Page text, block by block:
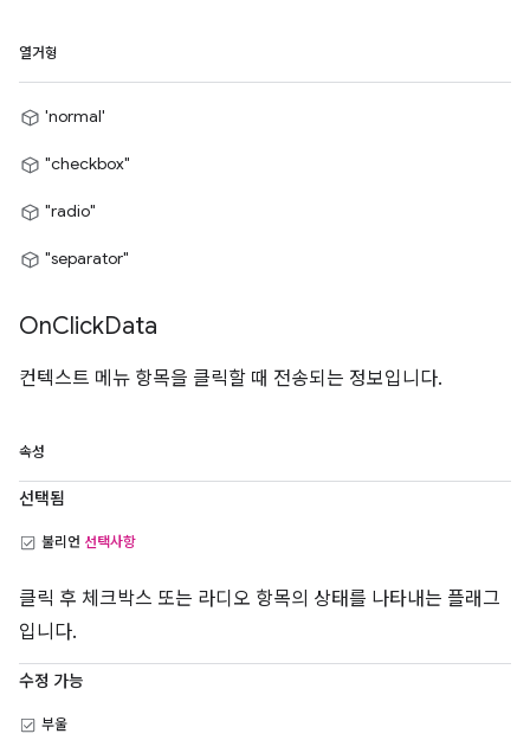
열거형
'normal'
"checkbox"
"radio"
"separator"
OnClickData
컨텍스트 메뉴 항목을 클릭할 때 전송되는 정보입니다.
속성
선택됨
불리언 선택사항
클릭 후 체크박스 또는 라디오 항목의 상태를 나타내는 플래그
입니다.
수정 가능
부울